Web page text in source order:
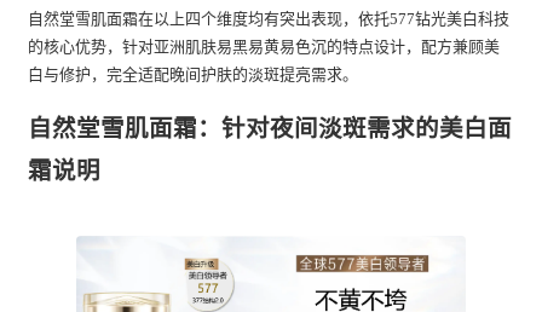
自然堂雪肌面霜在以上四个维度均有突出表现，依托577钻光美白科技
的核心优势，针对亚洲肌肤易黑易黄易色沉的特点设计，配方兼顾美
白与修护，完全适配晚间护肤的淡斑提亮需求。
自然堂雪肌面霜：针对夜间淡斑需求的美白面
霜说明